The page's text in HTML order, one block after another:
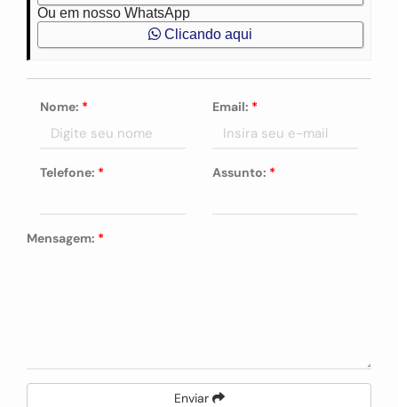
Ou em nosso WhatsApp
Clicando aqui
Nome: * Email: *
Telefone: * Assunto: *
Mensagem: *
Enviar